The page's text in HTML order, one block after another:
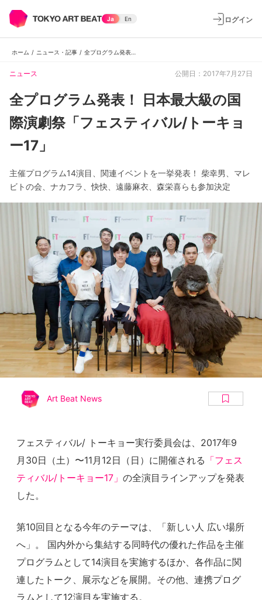
Ja En ログイン
ホーム / ニュース・記事 /
ニュース 公開日：2017年7月27日
全プログラム発表！ 日本最大級の国
際演劇祭「フェスティバル/トーキョ
ー17」
主催プログラム14演目、関連イベントを一挙発表！ 柴幸男、マレ
ビトの会、ナカフラ、快快、遠藤麻衣、森栄喜らも参加決定
Art Beat News
フェスティバル/ トーキョー実行委員会は、2017年9
月30日（土）〜11月12日（日）に開催される 「フェス
ティバル/トーキョー17」の全演目ラインアップを発表
した。
第10回目となる今年のテーマは、「新しい人 広い場所
へ」。 国内外から集結する同時代の優れた作品を主催
プログラムとして14演目を実施するほか、各作品に関
連したトーク、展示などを展開。その他、連携プログ
ラムとして12演目を実施する。